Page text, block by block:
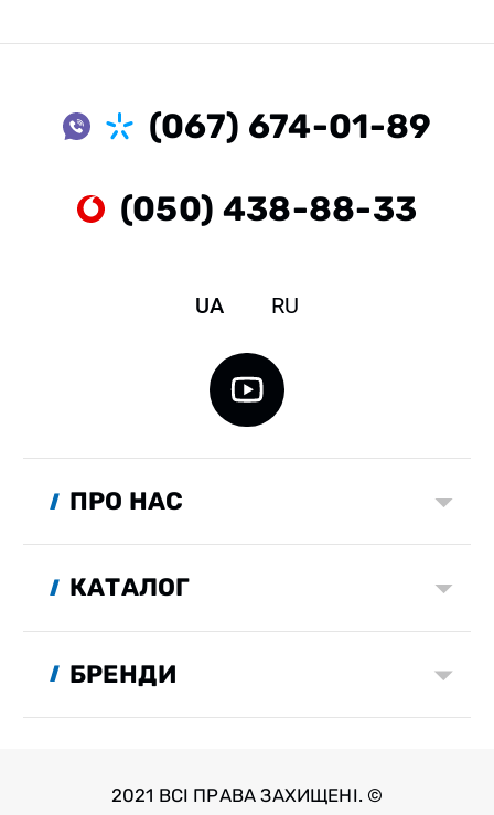
(067) 674-01-89
(050) 438-88-33
UA RU
ПРО НАС
КАТАЛОГ
БРЕНДИ
2021 ВСІ ПРАВА ЗАХИЩЕНІ. ©